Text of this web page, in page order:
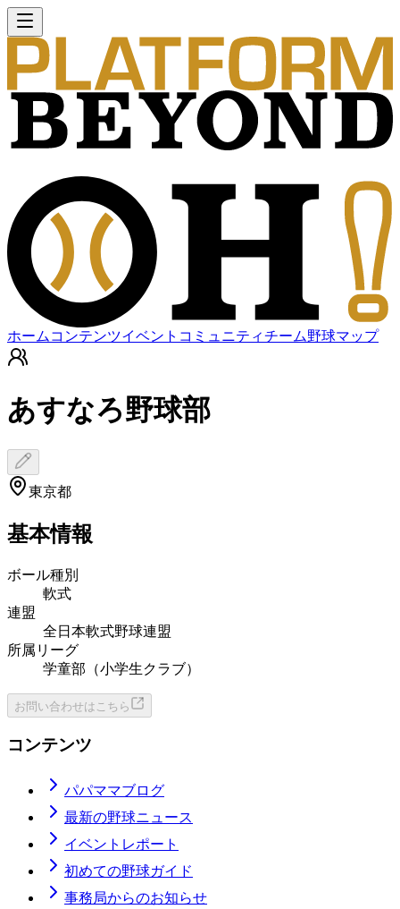
ホーム コンテンツイベント コミュニティチーム野球マップ
あすなろ野球部
東京都
基本情報
ボール種別
軟式
連盟
全日本軟式野球連盟
所属リーグ
学童部（小学生クラブ）
お問い合わせはこちら
コンテンツ
パパママブログ
最新の野球ニュース
イベントレポート
初めての野球ガイド
事務局からのお知らせ